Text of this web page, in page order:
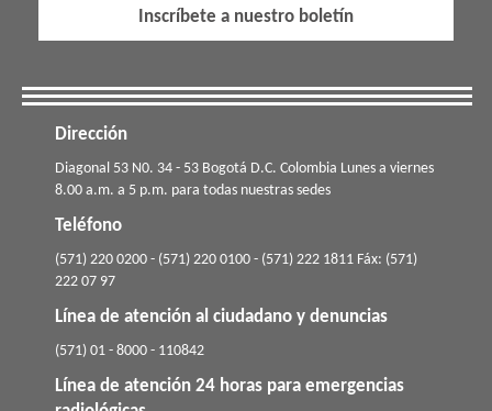
Inscríbete a nuestro boletín
Dirección
​​​Diagonal 53 N0. 34 - 53 Bogotá D.C. Colombia Lunes a viernes
8.00 a.m. a 5 p.m. para todas nuestras sedes
Teléfono
(571) 220 0200 - (571) 220 0100 - (571) 222 1811 Fáx: (571)
222 07 97
Línea de atención al ciudadano y denuncias
(571) 01 - 8000 - 110842
Línea de atención 24 horas para emergencias